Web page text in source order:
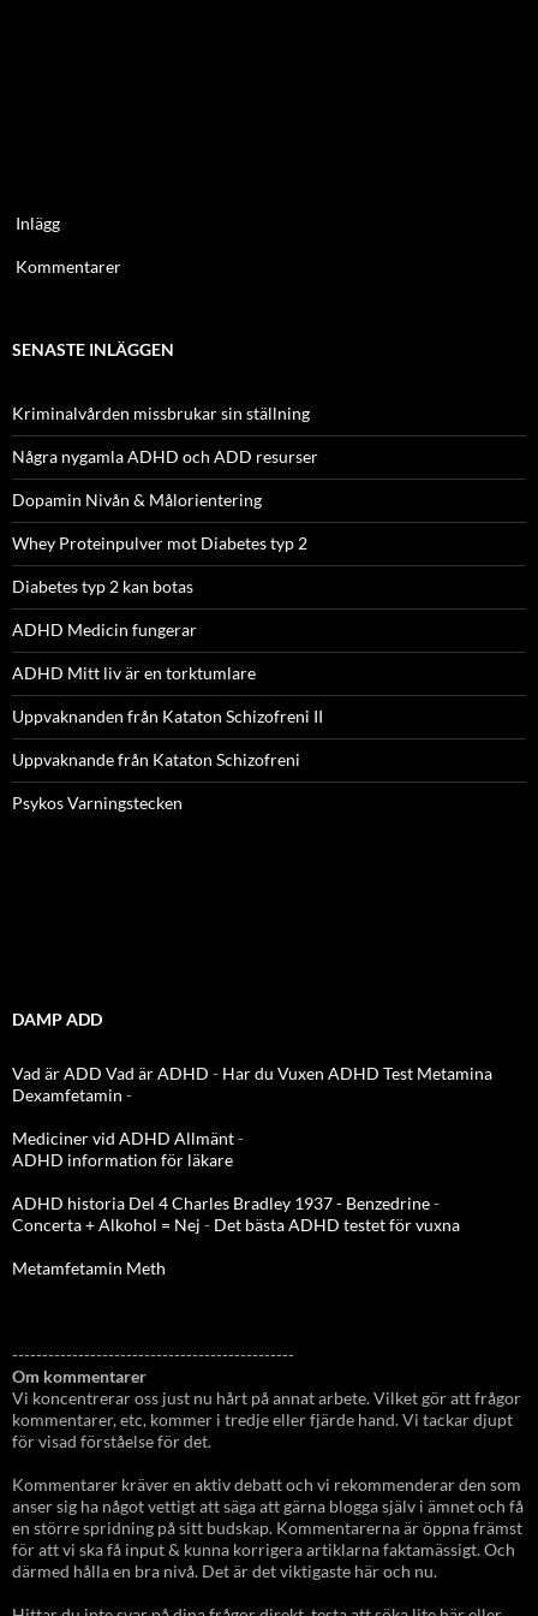
Inlägg
Kommentarer
SENASTE INLÄGGEN
Kriminalvården missbrukar sin ställning
Några nygamla ADHD och ADD resurser
Dopamin Nivån & Målorientering
Whey Proteinpulver mot Diabetes typ 2
Diabetes typ 2 kan botas
ADHD Medicin fungerar
ADHD Mitt liv är en torktumlare
Uppvaknanden från Kataton Schizofreni II
Uppvaknande från Kataton Schizofreni
Psykos Varningstecken
DAMP ADD
Vad är ADD Vad är ADHD - Har du Vuxen ADHD Test Metamina
Dexamfetamin -
Mediciner vid ADHD Allmänt-
ADHD information för läkare
ADHD historia Del 4 Charles Bradley 1937 - Benzedrine-
Concerta + Alkohol = Nej - Det bästa ADHD testet för vuxna
Metamfetamin Meth
-----------------------------------------------
Om kommentarer
Vi koncentrerar oss just nu hårt på annat arbete. Vilket gör att frågor
kommentarer, etc, kommer i tredje eller fjärde hand. Vi tackar djupt
för visad förståelse för det.
Kommentarer kräver en aktiv debatt och vi rekommenderar den som
anser sig ha något vettigt att säga att gärna blogga själv i ämnet och få
en större spridning på sitt budskap. Kommentarerna är öppna främst
för att vi ska få input & kunna korrigera artiklarna faktamässigt. Och
därmed hålla en bra nivå. Det är det viktigaste här och nu.